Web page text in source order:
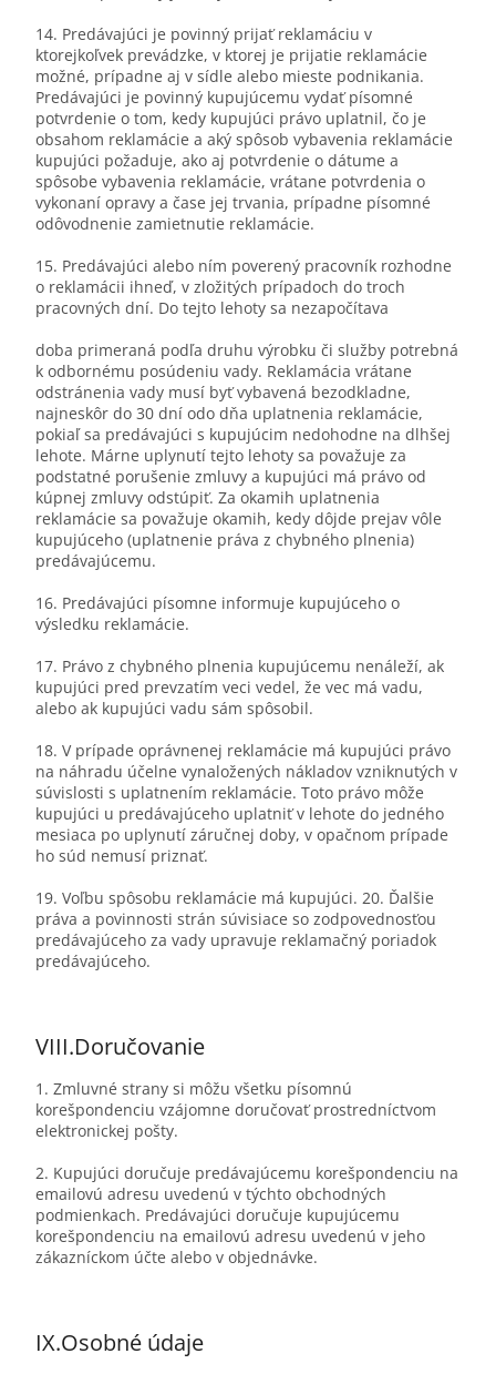
14. Predávajúci je povinný prijať reklamáciu v
ktorejkoľvek prevádzke, v ktorej je prijatie reklamácie
možné, prípadne aj v sídle alebo mieste podnikania.
Predávajúci je povinný kupujúcemu vydať písomné
potvrdenie o tom, kedy kupujúci právo uplatnil, čo je
obsahom reklamácie a aký spôsob vybavenia reklamácie
kupujúci požaduje, ako aj potvrdenie o dátume a
spôsobe vybavenia reklamácie, vrátane potvrdenia o
vykonaní opravy a čase jej trvania, prípadne písomné
odôvodnenie zamietnutie reklamácie.
15. Predávajúci alebo ním poverený pracovník rozhodne
o reklamácii ihneď, v zložitých prípadoch do troch
pracovných dní. Do tejto lehoty sa nezapočítava
doba primeraná podľa druhu výrobku či služby potrebná
k odbornému posúdeniu vady. Reklamácia vrátane
odstránenia vady musí byť vybavená bezodkladne,
najneskôr do 30 dní odo dňa uplatnenia reklamácie,
pokiaľ sa predávajúci s kupujúcim nedohodne na dlhšej
lehote. Márne uplynutí tejto lehoty sa považuje za
podstatné porušenie zmluvy a kupujúci má právo od
kúpnej zmluvy odstúpiť. Za okamih uplatnenia
reklamácie sa považuje okamih, kedy dôjde prejav vôle
kupujúceho (uplatnenie práva z chybného plnenia)
predávajúcemu.
16. Predávajúci písomne informuje kupujúceho o
výsledku reklamácie.
17. Právo z chybného plnenia kupujúcemu nenáleží, ak
kupujúci pred prevzatím veci vedel, že vec má vadu,
alebo ak kupujúci vadu sám spôsobil.
18. V prípade oprávnenej reklamácie má kupujúci právo
na náhradu účelne vynaložených nákladov vzniknutých v
súvislosti s uplatnením reklamácie. Toto právo môže
kupujúci u predávajúceho uplatniť v lehote do jedného
mesiaca po uplynutí záručnej doby, v opačnom prípade
ho súd nemusí priznať.
19. Voľbu spôsobu reklamácie má kupujúci. 20. Ďalšie
práva a povinnosti strán súvisiace so zodpovednosťou
predávajúceho za vady upravuje reklamačný poriadok
predávajúceho.
VIII.Doručovanie
1. Zmluvné strany si môžu všetku písomnú
korešpondenciu vzájomne doručovať prostredníctvom
elektronickej pošty.
2. Kupujúci doručuje predávajúcemu korešpondenciu na
emailovú adresu uvedenú v týchto obchodných
podmienkach. Predávajúci doručuje kupujúcemu
korešpondenciu na emailovú adresu uvedenú v jeho
zákazníckom účte alebo v objednávke.
IX.Osobné údaje